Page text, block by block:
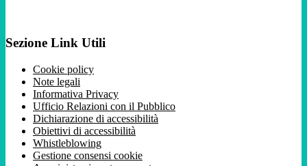
Sezione Link Utili
Cookie policy
Note legali
Informativa Privacy
Ufficio Relazioni con il Pubblico
Dichiarazione di accessibilità
Obiettivi di accessibilità
Whistleblowing
Gestione consensi cookie